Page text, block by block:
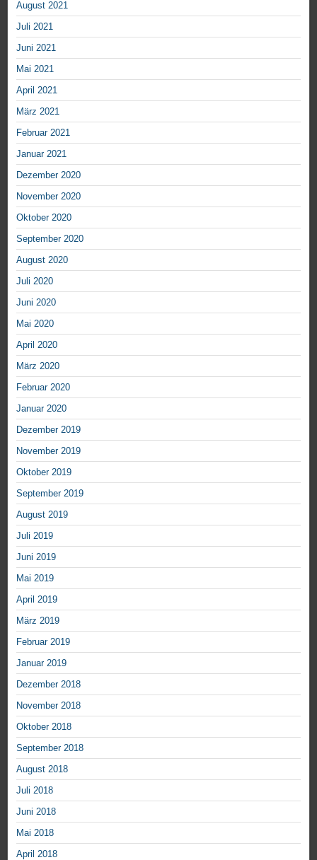
August 2021
Juli 2021
Juni 2021
Mai 2021
April 2021
März 2021
Februar 2021
Januar 2021
Dezember 2020
November 2020
Oktober 2020
September 2020
August 2020
Juli 2020
Juni 2020
Mai 2020
April 2020
März 2020
Februar 2020
Januar 2020
Dezember 2019
November 2019
Oktober 2019
September 2019
August 2019
Juli 2019
Juni 2019
Mai 2019
April 2019
März 2019
Februar 2019
Januar 2019
Dezember 2018
November 2018
Oktober 2018
September 2018
August 2018
Juli 2018
Juni 2018
Mai 2018
April 2018